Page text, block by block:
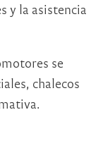
y la asistencia
se
chalecos